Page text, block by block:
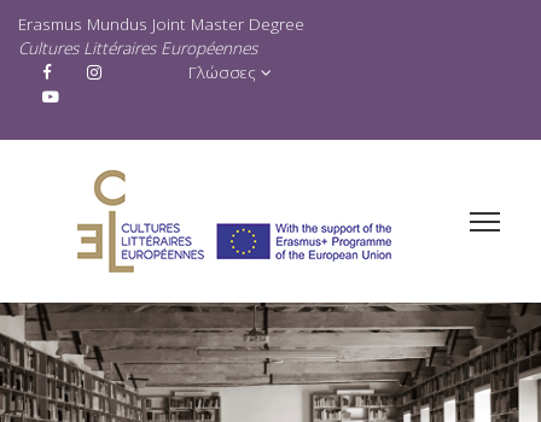
Erasmus Mundus Joint Master Degree
Cultures Littéraires Européennes
Γλώσσες